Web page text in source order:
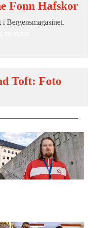
Fonn Hafskor
i Bergensmagasinet.
Toft: Foto